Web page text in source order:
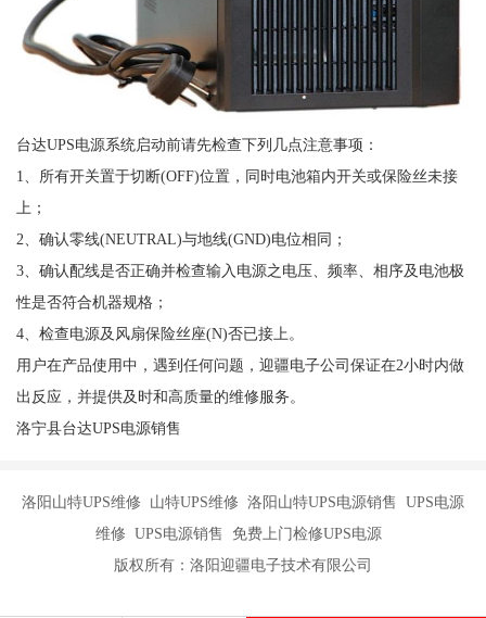
台达UPS电源系统启动前请先检查下列几点注意事项：
1、所有开关置于切断(OFF)位置，同时电池箱内开关或保险丝未接
上；
2、确认零线(NEUTRAL)与地线(GND)电位相同；
3、确认配线是否正确并检查输入电源之电压、频率、相序及电池极
性是否符合机器规格；
4、检查电源及风扇保险丝座(N)否已接上。
用户在产品使用中，遇到任何问题，迎疆电子公司保证在2小时内做
出反应，并提供及时和高质量的维修服务。
洛宁县台达UPS电源销售
洛阳山特UPS维修 山特UPS维修 洛阳山特UPS电源销售 UPS电源
维修 UPS电源销售 免费上门检修UPS电源
版权所有：洛阳迎疆电子技术有限公司